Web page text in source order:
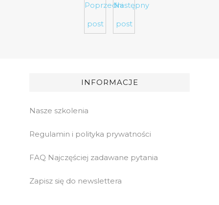
Poprzedni
post
Następny
post
INFORMACJE
Nasze szkolenia
Regulamin i polityka prywatności
FAQ Najczęściej zadawane pytania
Zapisz się do newslettera